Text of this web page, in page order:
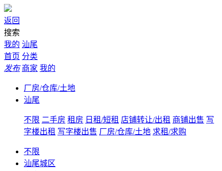
返回
搜索
我的 汕尾
首页 分类
发布 商家 我的
厂房/仓库/土地
汕尾
不限 二手房 租房 日租/短租 店铺转让/出租 商铺出售 写
字楼出租 写字楼出售 厂房/仓库/土地 求租/求购
不限
汕尾城区